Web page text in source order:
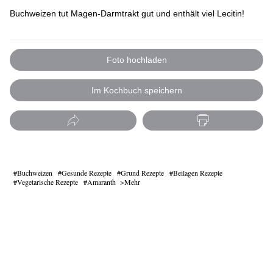
Buchweizen tut Magen-Darmtrakt gut und enthält viel Lecitin!
Foto hochladen
Im Kochbuch speichern
Buchweizen Gesunde Rezepte Grund Rezepte
Beilagen Rezepte
Vegetarische Rezepte
Amaranth Mehr